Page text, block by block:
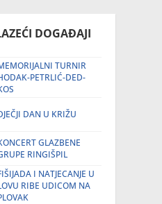
DOGAĐAJI
TURNIR
PETRLIĆ-DED-
DAN U KRIŽU
GLAZBENE
RINGIŠPIL
I NATJECANJE U
RIBE UDICOM NA